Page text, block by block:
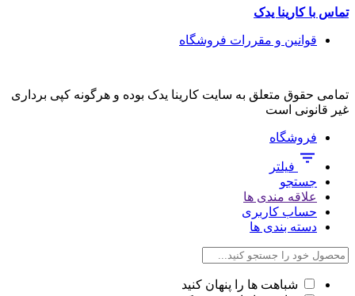
تماس با کارینا یدک
قوانین و مقررات فروشگاه
تمامی حقوق متعلق به سایت کارینا یدک بوده و هرگونه کپی برداری
غیر قانونی است
فروشگاه
فیلتر
جستجو
علاقه مندی ها
حساب کاربری
دسته بندی ها
شباهت ها را پنهان کنید